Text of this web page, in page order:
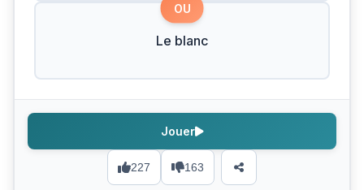
OU
Le blanc
227 163
Jouer